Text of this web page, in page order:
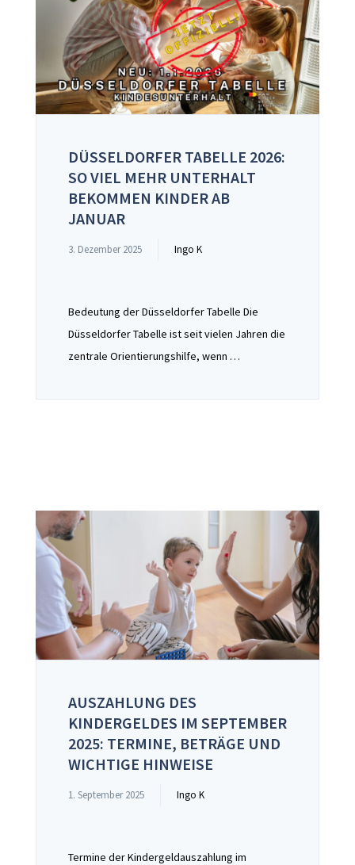
DÜSSELDORFER TABELLE 2026:
SO VIEL MEHR UNTERHALT
BEKOMMEN KINDER AB
JANUAR
3. Dezember 2025 Ingo K
Bedeutung der Düsseldorfer Tabelle Die
Düsseldorfer Tabelle ist seit vielen Jahren die
zentrale Orientierungshilfe, wenn …
AUSZAHLUNG DES
KINDERGELDES IM SEPTEMBER
2025: TERMINE, BETRÄGE UND
WICHTIGE HINWEISE
1. September 2025 Ingo K
Termine der Kindergeldauszahlung im